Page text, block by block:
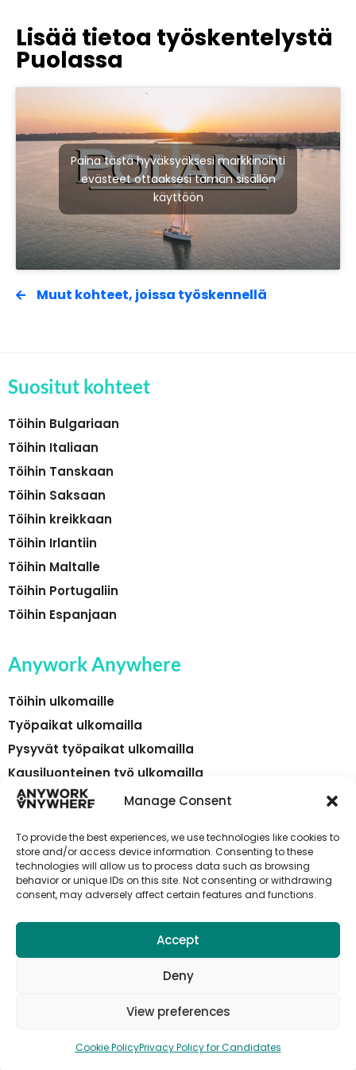
Manage Consent
To provide the best experiences, we use technologies like cookies to
store and/or access device information. Consenting to these
technologies will allow us to process data such as browsing
behavior or unique IDs on this site. Not consenting or withdrawing
consent, may adversely affect certain features and functions.
Accept
Deny
View preferences
Cookie PolicyPrivacy Policy for Candidates
Lisää tietoa työskentelystä
Puolassa
Paina tästä hyväksyäksesi markkinointi
evästeet ottaaksesi tämän sisällön
käyttöön
Muut kohteet, joissa työskennellä
Suositut kohteet
Töihin Bulgariaan
Töihin Italiaan
Töihin Tanskaan
Töihin Saksaan
Töihin kreikkaan
Töihin Irlantiin
Töihin Maltalle
Töihin Portugaliin
Töihin Espanjaan
Anywork Anywhere
Töihin ulkomaille
Työpaikat ulkomailla
Pysyvät työpaikat ulkomailla
Kausiluonteinen työ ulkomailla
Relocation
Tietoa meistä
Julkaise työpaikka
Ota yhteyttä myyntiin
Rekisteröidy Anywork Anywhere -
yrityksen työpaikkahälytyksiin
🌞 VASTAANOTA TYÖPAIKKAILMOITUKSET